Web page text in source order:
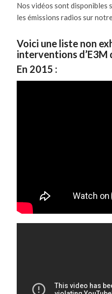
Nos vidéos sont disponibles
les émissions radios sur
Voici une liste non
interventions d’E3M
En 2015 :